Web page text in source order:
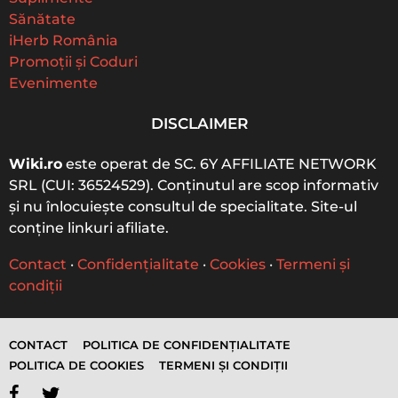
:Sănătate
iHerb România
Promoții și Coduri
Evenimente
DISCLAIMER
Wiki.ro este operat de SC. 6Y AFFILIATE NETWORK
SRL (CUI: 36524529). Conținutul are scop informativ
și nu înlocuiește consultul de specialitate. Site-ul
conține linkuri afiliate.
Contact · Confidențialitate · Cookies · Termeni și
condiții
CONTACT
POLITICA DE CONFIDENȚIALITATE
POLITICA DE COOKIES
TERMENI ȘI CONDIȚII